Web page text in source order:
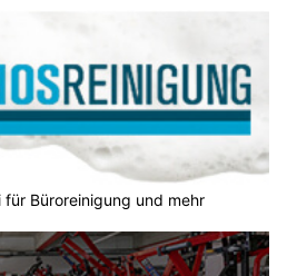
Büroreinigung und mehr